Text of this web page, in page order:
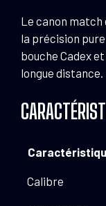
Le canon
la précision
bouche Cadex
longue distance.
Calibre